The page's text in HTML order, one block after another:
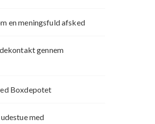
en meningsfuld afsked
gennem
Boxdepotet
med